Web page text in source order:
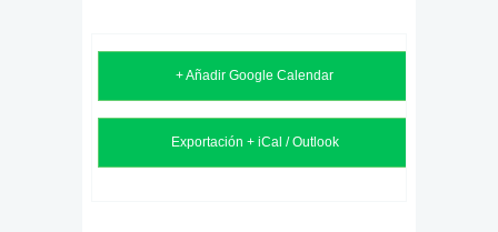
+ Añadir Google Calendar
Exportación + iCal / Outlook